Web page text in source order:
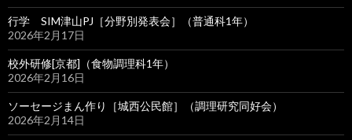
行学 SIM津山PJ［分野別発表会］（普通科1年）
2026年2月17日
校外研修[京都]（食物調理科1年）
2026年2月16日
ソーセージまん作り［城西公民館］（調理研究同好会）
2026年2月14日